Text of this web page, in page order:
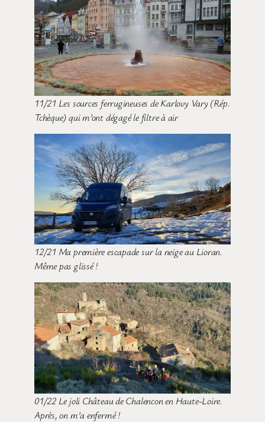
11/21 Les sources ferrugineuses de Karlovy Vary (Rép.
Tchèque) qui m’ont dégagé le filtre à air
12/21 Ma première escapade sur la neige au Lioran.
Même pas glissé !
01/22 Le joli Château de Chalencon en Haute-Loire.
Après, on m’a enfermé !